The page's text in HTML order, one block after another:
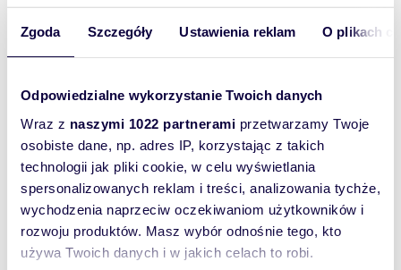
Zgoda Szczegóły Ustawienia reklam O plikach
Odpowiedzialne wykorzystanie Twoich danych
Wraz z naszymi 1022 partnerami przetwarzamy Twoje
osobiste dane, np. adres IP, korzystając z takich
technologii jak pliki cookie, w celu wyświetlania
spersonalizowanych reklam i treści, analizowania tychże,
wychodzenia naprzeciw oczekiwaniom użytkowników i
rozwoju produktów. Masz wybór odnośnie tego, kto
używa Twoich danych i w jakich celach to robi.
o cenę
0 72,56 m
Zapytaj
o cenę
72,56 m
Zapytaj
0 3 72,56 m 2
Zapytaj
o cenę
0 3 72,56 m2
Zapytaj
o cenę
0 3 72,56 m
Zapytaj